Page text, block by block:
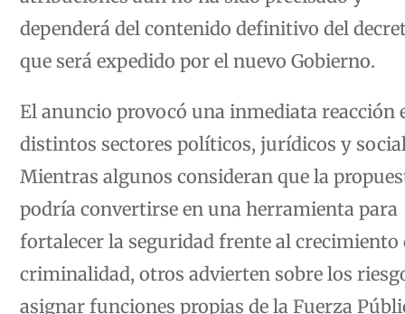
dependerá del contenido definitivo del
que será expedido por el nuevo Gobierno.
El anuncio provocó una inmediata reacción
distintos sectores políticos, jurídicos y
Mientras algunos consideran que la
podría convertirse en una herramienta para
fortalecer la seguridad frente al crecimiento
criminalidad, otros advierten sobre los
asignar funciones propias de la Fuerza